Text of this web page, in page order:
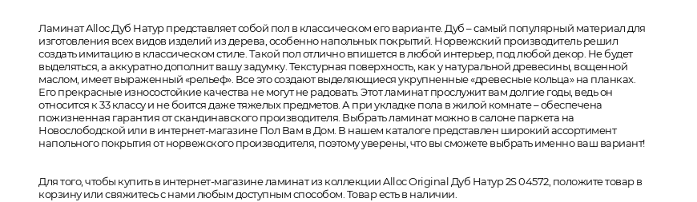
Ламинат Alloc Дуб Натур представляет собой пол в классическом его варианте. Дуб – самый популярный материал для
изготовления всех видов изделий из дерева, особенно напольных покрытий. Норвежский производитель решил
создать имитацию в классическом стиле. Такой пол отлично впишется в любой интерьер, под любой декор. Не будет
выделяться, а аккуратно дополнит вашу задумку. Текстурная поверхность, как у натуральной древесины, вощенной
маслом, имеет выраженный «рельеф». Все это создают выделяющиеся укрупненные «древесные кольца» на планках.
Его прекрасные износостойкие качества не могут не радовать. Этот ламинат прослужит вам долгие годы, ведь он
относится к 33 классу и не боится даже тяжелых предметов. А при укладке пола в жилой комнате – обеспечена
пожизненная гарантия от скандинавского производителя. Выбрать ламинат можно в салоне паркета на
Новослободской или в интернет-магазине Пол Вам в Дом. В нашем каталоге представлен широкий ассортимент
напольного покрытия от норвежского производителя, поэтому уверены, что вы сможете выбрать именно ваш вариант!
Для того, чтобы купить в интернет-магазине ламинат из коллекции Alloc Original Дуб Натур 2S 04572, положите товар в
корзину или свяжитесь с нами любым доступным способом. Товар есть в наличии.